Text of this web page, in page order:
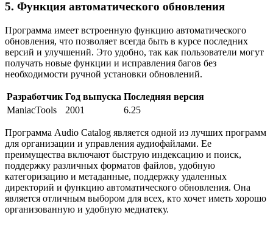
5. Функция автоматического обновления
Программа имеет встроенную функцию автоматического
обновления, что позволяет всегда быть в курсе последних
версий и улучшений. Это удобно, так как пользователи могут
получать новые функции и исправления багов без
необходимости ручной установки обновлений.
Разработчик Год выпуска Последняя версия
ManiacTools
2001 6.25
Программа Audio Catalog является одной из лучших программ
для организации и управления аудиофайлами. Ее
преимущества включают быструю индексацию и поиск,
поддержку различных форматов файлов, удобную
категоризацию и метаданные, поддержку удаленных
директорий и функцию автоматического обновления. Она
является отличным выбором для всех, кто хочет иметь хорошо
организованную и удобную медиатеку.